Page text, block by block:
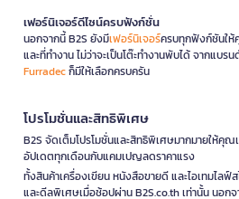
เฟอร์นิเจอร์ดีไซน์ครบฟังก์ชั่น
นอกจากนี้ B2S ยังมีเฟอร์นิเจอร์ครบทุกฟังก์ชันให้
และที่ทำงาน ไม่ว่าจะเป็นโต๊ะทำงานพับได้ จากแบรน
Furradecก็มีให้เลือกครบครัน
โปรโมชั่นและสิทธิพิเศษ
B2S จัดเต็มโปรโมชั่นและสิทธิพิเศษมากมายให้คุ
อัปเดตทุกเดือนกับแคมเปญลดราคาแรง
ทั้งสินค้าเครื่องเขียน หนังสือขายดี และไอเทมไล
และดีลพิเศษเมื่อช้อปผ่าน B2S.co.th เท่านั้น นอก